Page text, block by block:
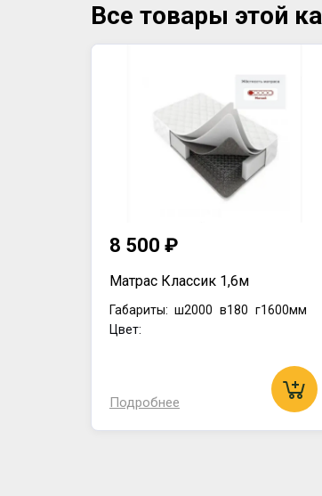
Все товары этой
8 500 ₽
Матрас Классик 1,6м
Габариты: ш2000 в180 г1600мм
Цвет:
Подробнее